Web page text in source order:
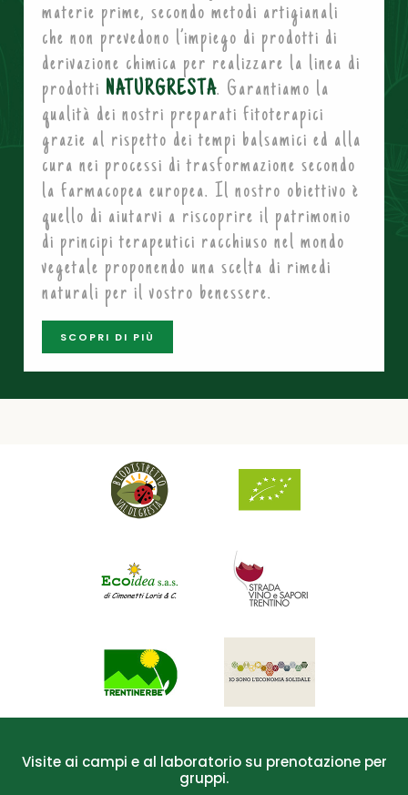
materie prime, secondo metodi artigianali
che non prevedono l’impiego di prodotti di
derivazione chimica per realizzare la linea di
prodotti NATURGRESTA. Garantiamo la
qualità dei nostri preparati fitoterapici
grazie al rispetto dei tempi balsamici ed alla
cura nei processi di trasformazione secondo
la farmacopea europea. Il nostro obiettivo è
quello di aiutarvi a riscoprire il patrimonio
di principi terapeutici racchiuso nel mondo
vegetale proponendo una scelta di rimedi
naturali per il vostro benessere.
SCOPRI DI PIÙ
Visite ai campi e al laboratorio su prenotazione per
gruppi.